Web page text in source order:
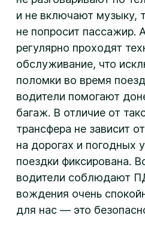
и не включают музыку,
не попросит пассажир.
регулярно проходят
обслуживание, что
поломки во время
водители помогают
багаж. В отличие от
трансфера не зависит
на дорогах и погодных
поездки фиксирована.
водители соблюдают
вождения очень
для нас — это